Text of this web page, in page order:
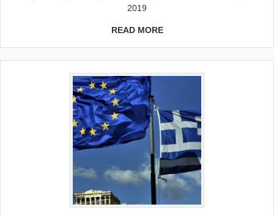
2019
READ MORE